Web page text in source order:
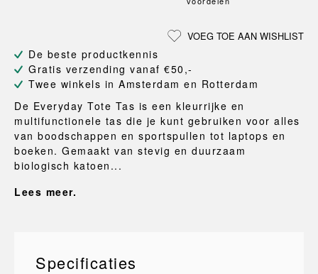
VOEG TOE AAN WISHLIST
De beste productkennis
Gratis verzending vanaf €50,-
Twee winkels in Amsterdam en Rotterdam
De Everyday Tote Tas is een kleurrijke en
multifunctionele tas die je kunt gebruiken voor alles
van boodschappen en sportspullen tot laptops en
boeken. Gemaakt van stevig en duurzaam
biologisch katoen...
Lees meer.
Specificaties